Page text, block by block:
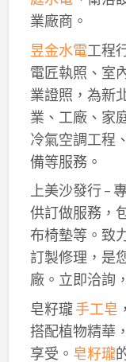
業廠商。
昱金水電工程
電匠執照、室
業證照，為新
業、工廠、家
冷氣空調工程
備等服務。
上美沙發行 –
供訂做服務，
布椅墊等。致
訂製修理，是
廠。立即洽詢
皂籽瓏手工皂
搭配植物精華
享受。 皂籽瓏